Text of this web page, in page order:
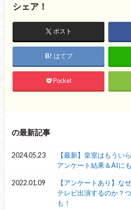
シェア！
ポスト
はてブ
Pocket
の最新記事
2024.05.23
【最新】皇室はもうい
アンケート結果＆AIに
2022.01.09
【アンケートあり】な
テレビ出演するのか？
も！